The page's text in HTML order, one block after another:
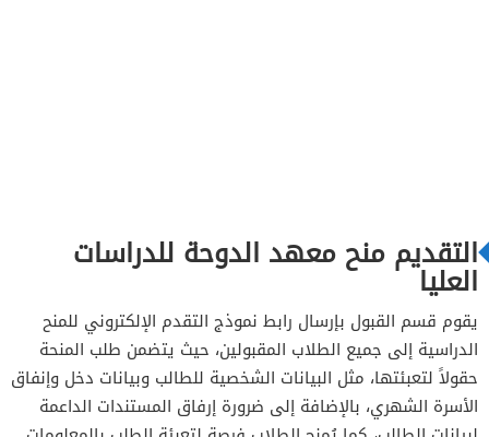
التقديم منح معهد الدوحة للدراسات
العليا
يقوم قسم القبول بإرسال رابط نموذج التقدم الإلكتروني للمنح
الدراسية إلى جميع الطلاب المقبولين، حيث يتضمن طلب المنحة
حقولاً لتعبئتها، مثل البيانات الشخصية للطالب وبيانات دخل وإنفاق
الأسرة الشهري، بالإضافة إلى ضرورة إرفاق المستندات الداعمة